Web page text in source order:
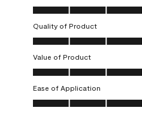
Overall Appearance, 5.0 out of 5
Quality of Product
Quality of Product, 5.0 out of 5
Value of Product
Value of Product, 5.0 out of 5
Ease of Application
Ease of Application, 4.0 out of 5